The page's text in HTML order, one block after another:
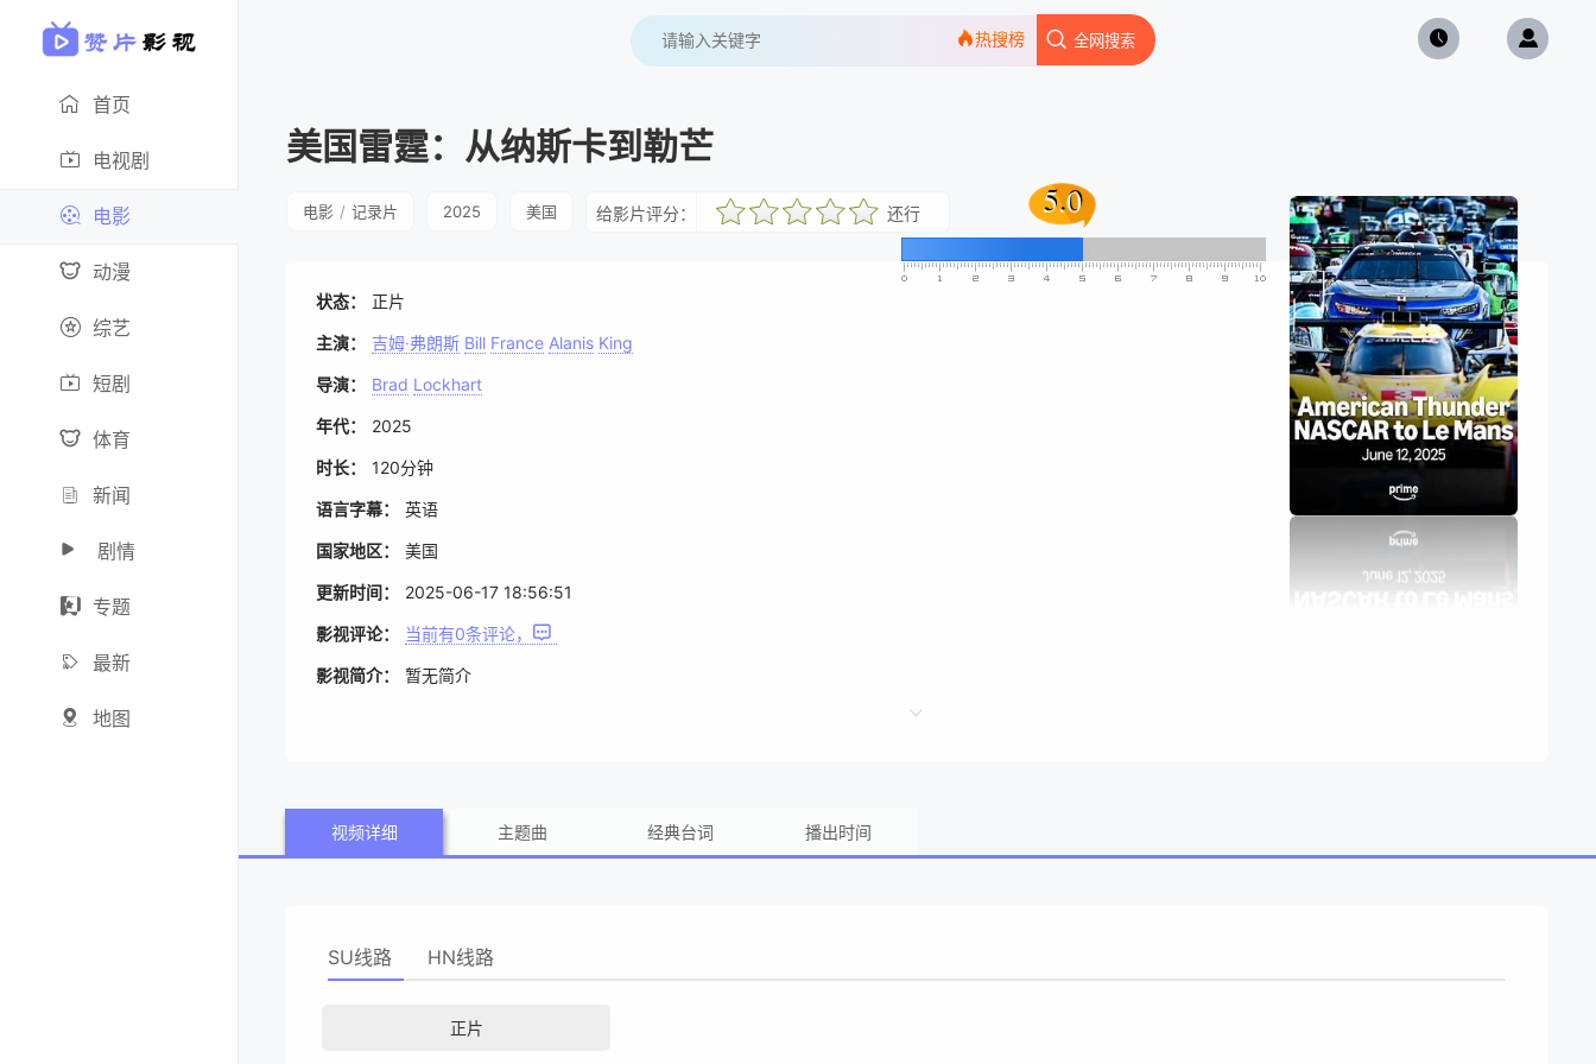
首页
电视剧
电影
动漫
综艺
短剧
体育
新闻
剧情
专题
最新
地图
全网搜索
热搜榜
5.0
5.0
美国雷霆：从纳斯卡到勒芒
电影 / 记录片 2025 美国 给影片评分：
很差较差还行 推荐力荐 还行
状态： 正片
主演： 吉姆·弗朗斯 Bill France Alanis King
导演： Brad Lockhart
年代： 2025
时长： 120分钟
语言字幕： 英语
国家地区： 美国
更新时间： 2025-06-17 18:56:51
影视评论： 当前有0条评论，
影视简介： 暂无简介
视频详细 主题曲 经典台词 播出时间
SU线路 HN线路
正片